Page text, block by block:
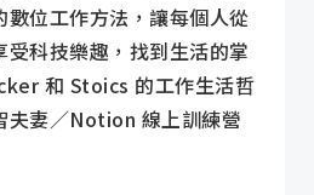
位工作方法，讓每個人從
科技樂趣，找到生活的掌
和 Stoics 的工作生活哲
夫妻／Notion 線上訓練營